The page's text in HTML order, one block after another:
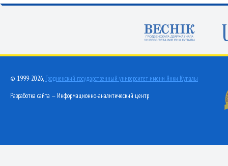
© 1999-2026, Гродненский государственный университет имени Янки Купалы
Разработка сайта — Информационно-аналитический центр